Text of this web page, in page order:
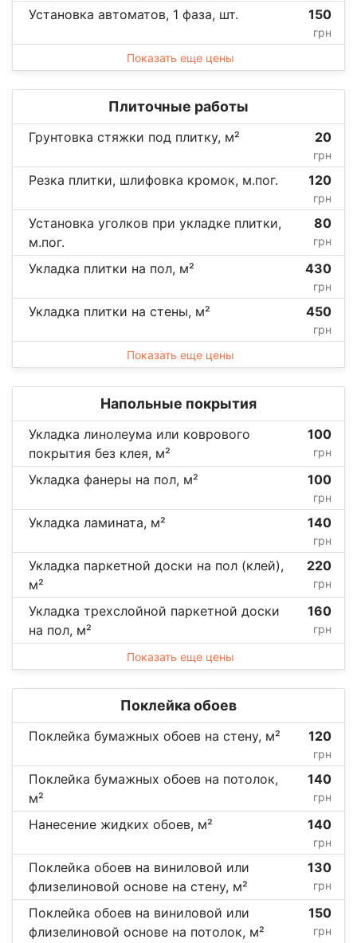
Установка автоматов, 1 фаза, шт. 150
грн
Показать еще цены
Плиточные работы
Грунтовка стяжки под плитку, м² 20
грн
Резка плитки, шлифовка кромок, м.пог. 120
грн
Установка уголков при укладке плитки,
м.пог.
80
грн
Укладка плитки на пол, м² 430
грн
Укладка плитки на стены, м² 450
грн
Показать еще цены
Напольные покрытия
Укладка линолеума или коврового
покрытия без клея, м²
100
грн
Укладка фанеры на пол, м² 100
грн
Укладка ламината, м² 140
грн
Укладка паркетной доски на пол (клей),
м²
220
грн
Укладка трехслойной паркетной доски
на пол, м²
160
грн
Показать еще цены
Поклейка обоев
Поклейка бумажных обоев на стену, м² 120
грн
Поклейка бумажных обоев на потолок,
м²
140
грн
Нанесение жидких обоев, м² 140
грн
Поклейка обоев на виниловой или
флизелиновой основе на стену, м²
130
грн
Поклейка обоев на виниловой или
флизелиновой основе на потолок, м²
150
грн